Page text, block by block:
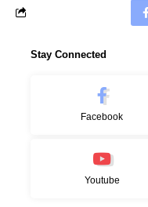
Stay Connected
Facebook
Youtube